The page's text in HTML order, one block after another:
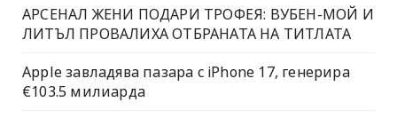
АРСЕНАЛ ЖЕНИ ПОДАРИ ТРОФЕЯ: ВУБЕН-МОЙ И
ЛИТЪЛ ПРОВАЛИХА ОТБРАНАТА НА ТИТЛАТА
Apple завладява пазара с iPhone 17, генерира
€103.5 милиарда